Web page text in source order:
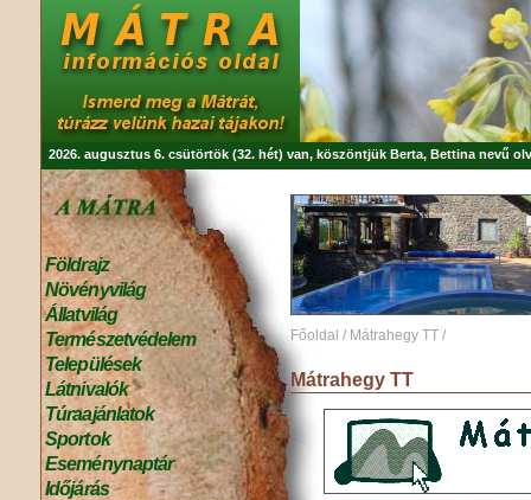
2026. augusztus 6. csütörtök (32. hét) van, köszöntjük Berta, Bettina nevű
Földrajz
Növényvilág
Állatvilág
Természetvédelem
Települések
Látnivalók
Túraajánlatok
Sportok
Eseménynaptár
Időjárás
Főoldal / Mátrahegy TT /
Mátrahegy TT